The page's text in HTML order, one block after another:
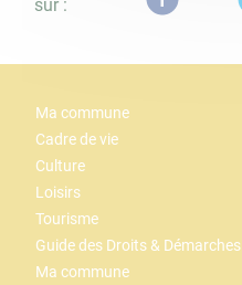
sur :
Ma commune
Cadre de vie
Culture
Loisirs
Tourisme
Guide des Droits & Démarches
Ma commune